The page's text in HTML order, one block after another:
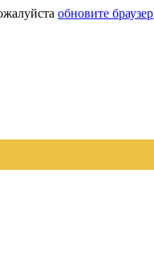
обновите браузер